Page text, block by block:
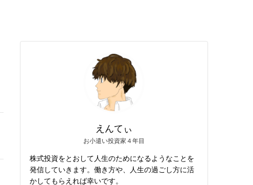
えんてぃ
お小遣い投資家４年目
株式投資をとおして人生のためになるようなことを
発信していきます。働き方や、人生の過ごし方に活
かしてもらえれば幸いです。